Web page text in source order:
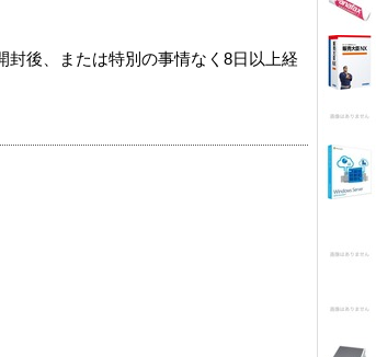
後、または特別の事情なく8日以上経